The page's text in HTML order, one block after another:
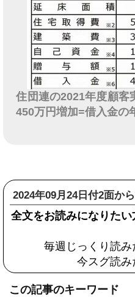
住団連の2021年度顧客
450万円増加=借入金の
2024年09月24日付2面か
全文をお読みになりた
毎週じっくり読み
今スグ読み
この記事のキーワード